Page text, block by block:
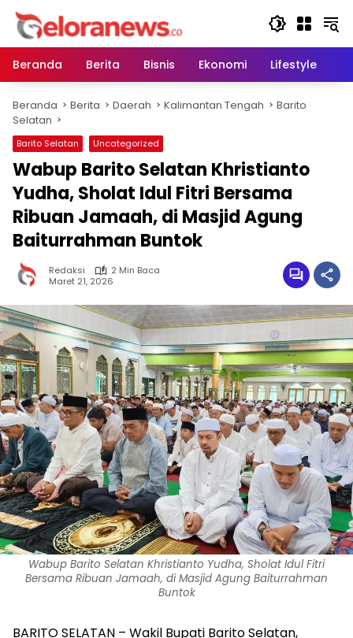
Langsung
konten
Beranda
Berita Bisnis Ekonomi Lifestyle
Beranda Berita Daerah Kalimantan Tengah
Barito
Selatan
Barito Selatan Uncategorized
Wabup Barito Selatan Khristianto
Yudha, Sholat Idul Fitri Bersama
Ribuan Jamaah, di Masjid Agung
Baiturrahman Buntok
Redaksi
2 Min Baca
Maret 21, 2026
Wabup Barito Selatan Khristianto Yudha, Sholat Idul Fitri
Bersama Ribuan Jamaah, di Masjid Agung Baiturrahman
Buntok
BARITO SELATAN – Wakil Bupati Barito Selatan,